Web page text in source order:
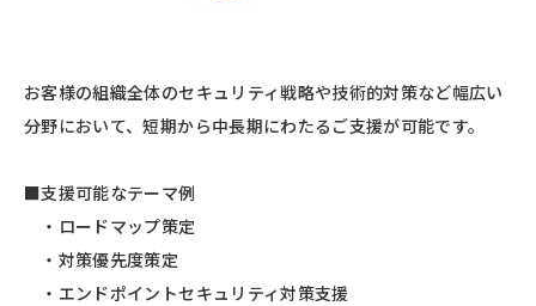
お客様の組織全体のセキュリティ戦略や技術的対策など幅広い
分野において、短期から中長期にわたるご支援が可能です。
■支援可能なテーマ例
・ロードマップ策定
・対策優先度策定
・エンドポイントセキュリティ対策支援